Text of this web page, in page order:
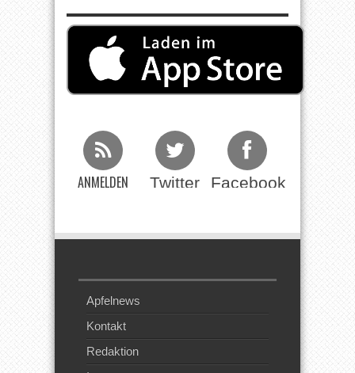
ANMELDEN Twitter Facebook
Apfelnews
Kontakt
Redaktion